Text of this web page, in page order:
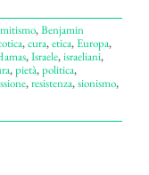
,Benjamin
,cura,etica,Europa,
,Israele,israeliani,
,pietà,politica,
,resistenza,sionismo,